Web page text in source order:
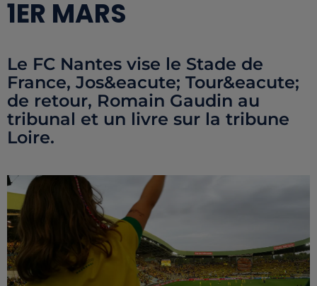
1ER MARS
Le FC Nantes vise le Stade de
France, Jos&eacute; Tour&eacute;
de retour, Romain Gaudin au
tribunal et un livre sur la tribune
Loire.